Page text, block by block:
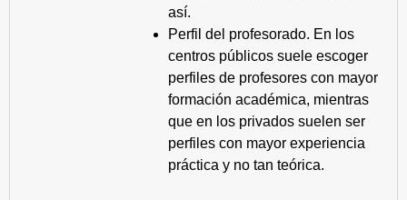
así.
Perfil del profesorado. En los
centros públicos suele escoger
perfiles de profesores con mayor
formación académica, mientras
que en los privados suelen ser
perfiles con mayor experiencia
práctica y no tan teórica.